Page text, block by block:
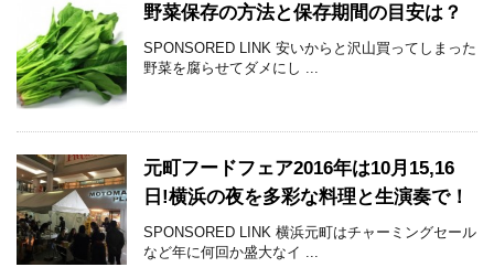
野菜保存の方法と保存期間の目安は？
SPONSORED LINK 安いからと沢山買ってしまった
野菜を腐らせてダメにし ...
元町フードフェア2016年は10月15,16
日!横浜の夜を多彩な料理と生演奏で！
SPONSORED LINK 横浜元町はチャーミングセール
など年に何回か盛大なイ ...